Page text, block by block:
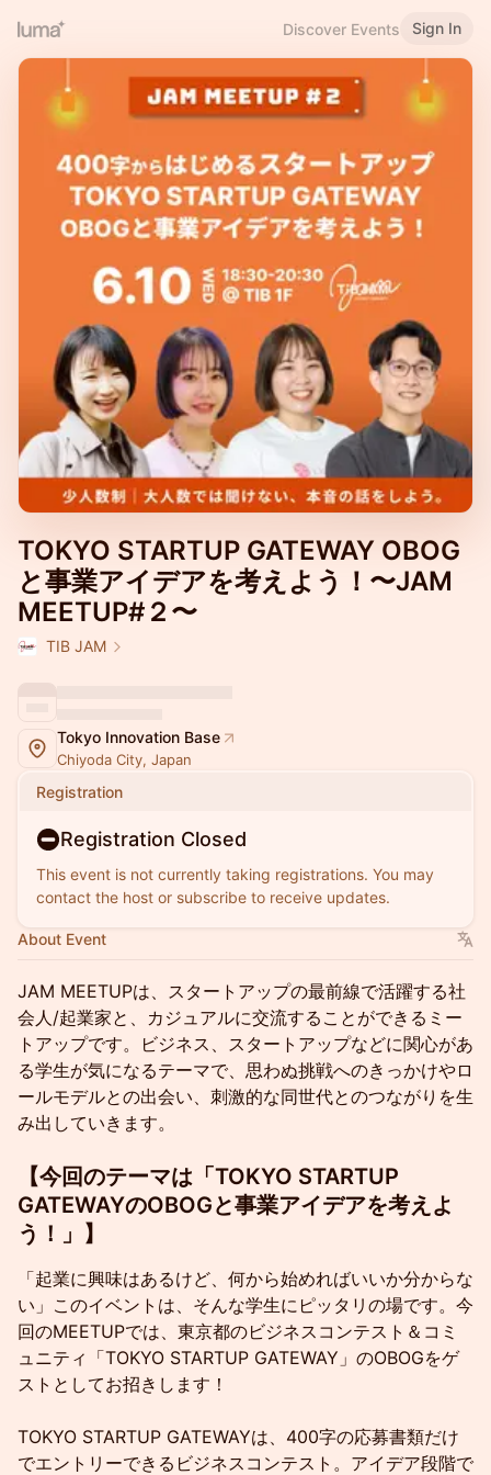
Discover Events Sign In
TOKYO STARTUP GATEWAY OBOG
と事業アイデアを考えよう！〜JAM
MEETUP#２〜
TIB JAM
Tokyo Innovation Base
Chiyoda City, Japan
Registration
Registration Closed
This event is not currently taking registrations. You may
contact the host or subscribe to receive updates.
About Event
JAM MEETUPは、スタートアップの最前線で活躍する社
会人/起業家と、カジュアルに交流することができるミー
トアップです。ビジネス、スタートアップなどに関心があ
る学生が気になるテーマで、思わぬ挑戦へのきっかけやロ
ールモデルとの出会い、刺激的な同世代とのつながりを生
み出していきます。
​​【今回のテーマは「TOKYO STARTUP
GATEWAYのOBOGと事業アイデアを考えよ
う！」】
「起業に興味はあるけど、何から始めればいいか分からな
い」このイベントは、そんな学生にピッタリの場です。今
回のMEETUPでは、東京都のビジネスコンテスト＆コミ
ュニティ「TOKYO STARTUP GATEWAY」のOBOGをゲ
ストとしてお招きします！
TOKYO STARTUP GATEWAYは、400字の応募書類だけ
でエントリーできるビジネスコンテスト。アイデア段階で